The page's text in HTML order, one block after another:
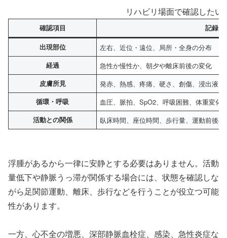
リハビリ場面で確認したい
確認項目 記録・
出現部位 左右、近位・遠位、局所・全身の分布
経過 急性か慢性か、朝夕や離床前後の変化
皮膚所見 発赤、熱感、疼痛、硬さ、創傷、浸出液
循環・呼吸 血圧、脈拍、SpO2、呼吸困難、体重変化
活動との関係 臥床時間、座位時間、歩行量、運動前後の
浮腫があるから一律に安静とする必要はありません。活動
量低下や静脈うっ滞が関係する場合には、状態を確認しな
がら足関節運動、離床、歩行などを行うことが役立つ可能
性があります。
一方、心不全の増悪、深部静脈血栓症、感染、急性炎症な